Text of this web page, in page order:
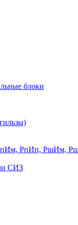
блоки
РпИп, РшИм,
СИЗ